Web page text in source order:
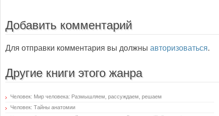
Добавить комментарий
Для отправки комментария вы должны авторизоваться.
Другие книги этого жанра
Человек: Мир человека: Размышляем, рассуждаем, решаем
Человек: Тайны анатомии